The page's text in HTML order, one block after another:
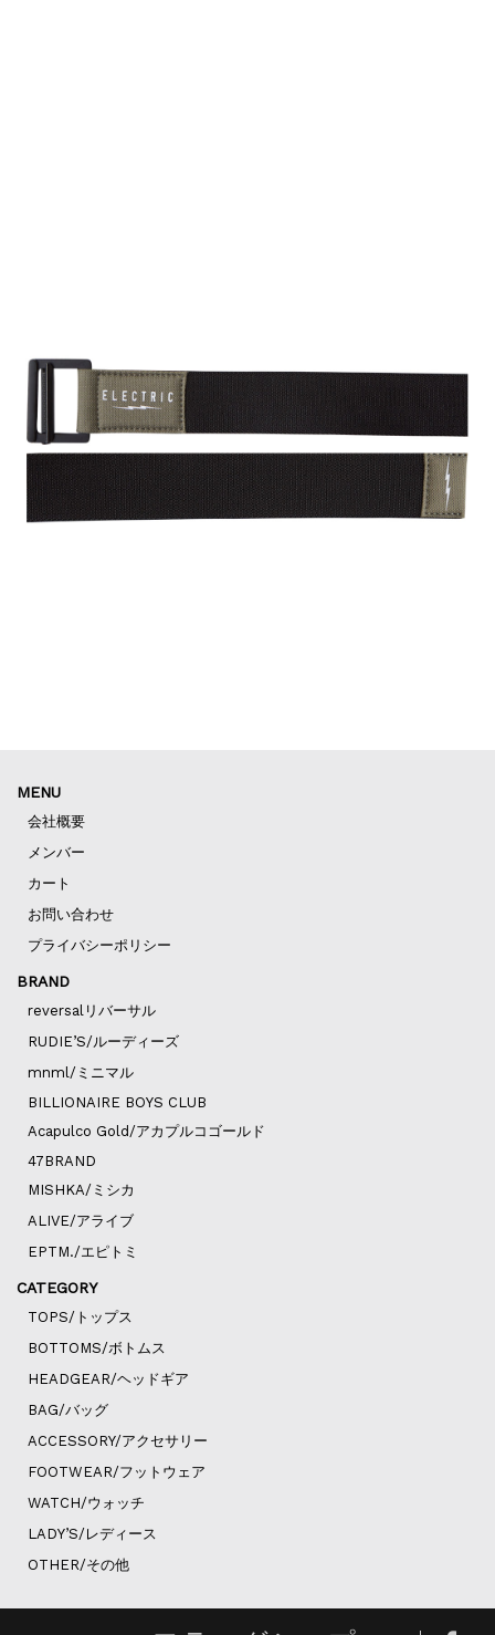
MENU
会社概要
メンバー
カート
お問い合わせ
プライバシーポリシー
BRAND
reversalリバーサル
RUDIE’S/ルーディーズ
mnml/ミニマル
BILLIONAIRE BOYS CLUB
Acapulco Gold/アカプルコゴールド
47BRAND
MISHKA/ミシカ
ALIVE/アライブ
EPTM./エピトミ
CATEGORY
TOPS/トップス
BOTTOMS/ボトムス
HEADGEAR/ヘッドギア
BAG/バッグ
ACCESSORY/アクセサリー
FOOTWEAR/フットウェア
WATCH/ウォッチ
LADY’S/レディース
OTHER/その他